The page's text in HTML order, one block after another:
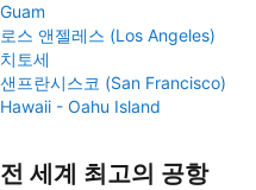
Guam
로스 앤젤레스 (Los Angeles)
치토세
샌프란시스코 (San Francisco)
Hawaii - Oahu Island
전 세계 최고의 공항